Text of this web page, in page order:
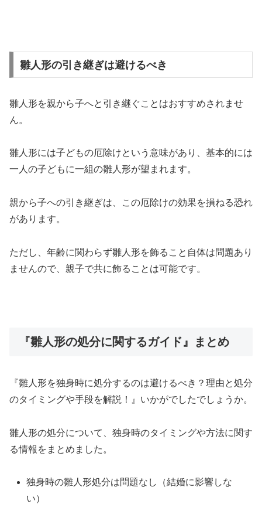
雛人形の引き継ぎは避けるべき
雛人形を親から子へと引き継ぐことはおすすめされませ
ん。
雛人形には子どもの厄除けという意味があり、基本的には
一人の子どもに一組の雛人形が望まれます。
親から子への引き継ぎは、この厄除けの効果を損ねる恐れ
があります。
ただし、年齢に関わらず雛人形を飾ること自体は問題あり
ませんので、親子で共に飾ることは可能です。
『雛人形の処分に関するガイド』まとめ
『雛人形を独身時に処分するのは避けるべき？理由と処分
のタイミングや手段を解説！』いかがでしたでしょうか。
雛人形の処分について、独身時のタイミングや方法に関す
る情報をまとめました。
独身時の雛人形処分は問題なし（結婚に影響しな
い）